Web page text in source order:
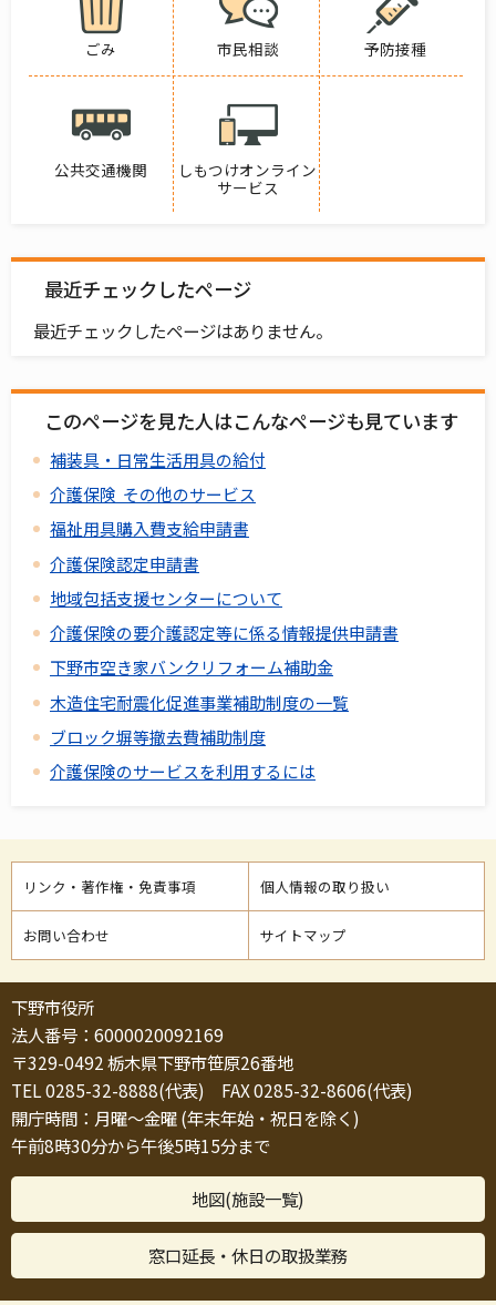
ごみ 市民相談 予防接種
公共交通機関
しもつけオンライン
サービス
最近チェックしたページ
最近チェックしたページはありません。
このページを見た人はこんなページも見ています
補装具・日常生活用具の給付
介護保険 その他のサービス
福祉用具購入費支給申請書
介護保険認定申請書
地域包括支援センターについて
介護保険の要介護認定等に係る情報提供申請書
下野市空き家バンクリフォーム補助金
木造住宅耐震化促進事業補助制度の一覧
ブロック塀等撤去費補助制度
介護保険のサービスを利用するには
リンク・著作権・免責事項 個人情報の取り扱い
お問い合わせ サイトマップ
下野市役所
法人番号：6000020092169
〒329-0492 栃木県下野市笹原26番地
TEL 0285-32-8888(代表) FAX 0285-32-8606(代表)
開庁時間：月曜～金曜 (年末年始・祝日を除く)
午前8時30分から午後5時15分まで
地図(施設一覧)
窓口延長・休日の取扱業務